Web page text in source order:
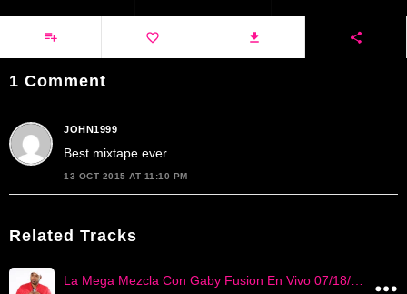
1 Comment
JOHN1999
Best mixtape ever
13 OCT 2015 AT 11:10 PM
Related Tracks